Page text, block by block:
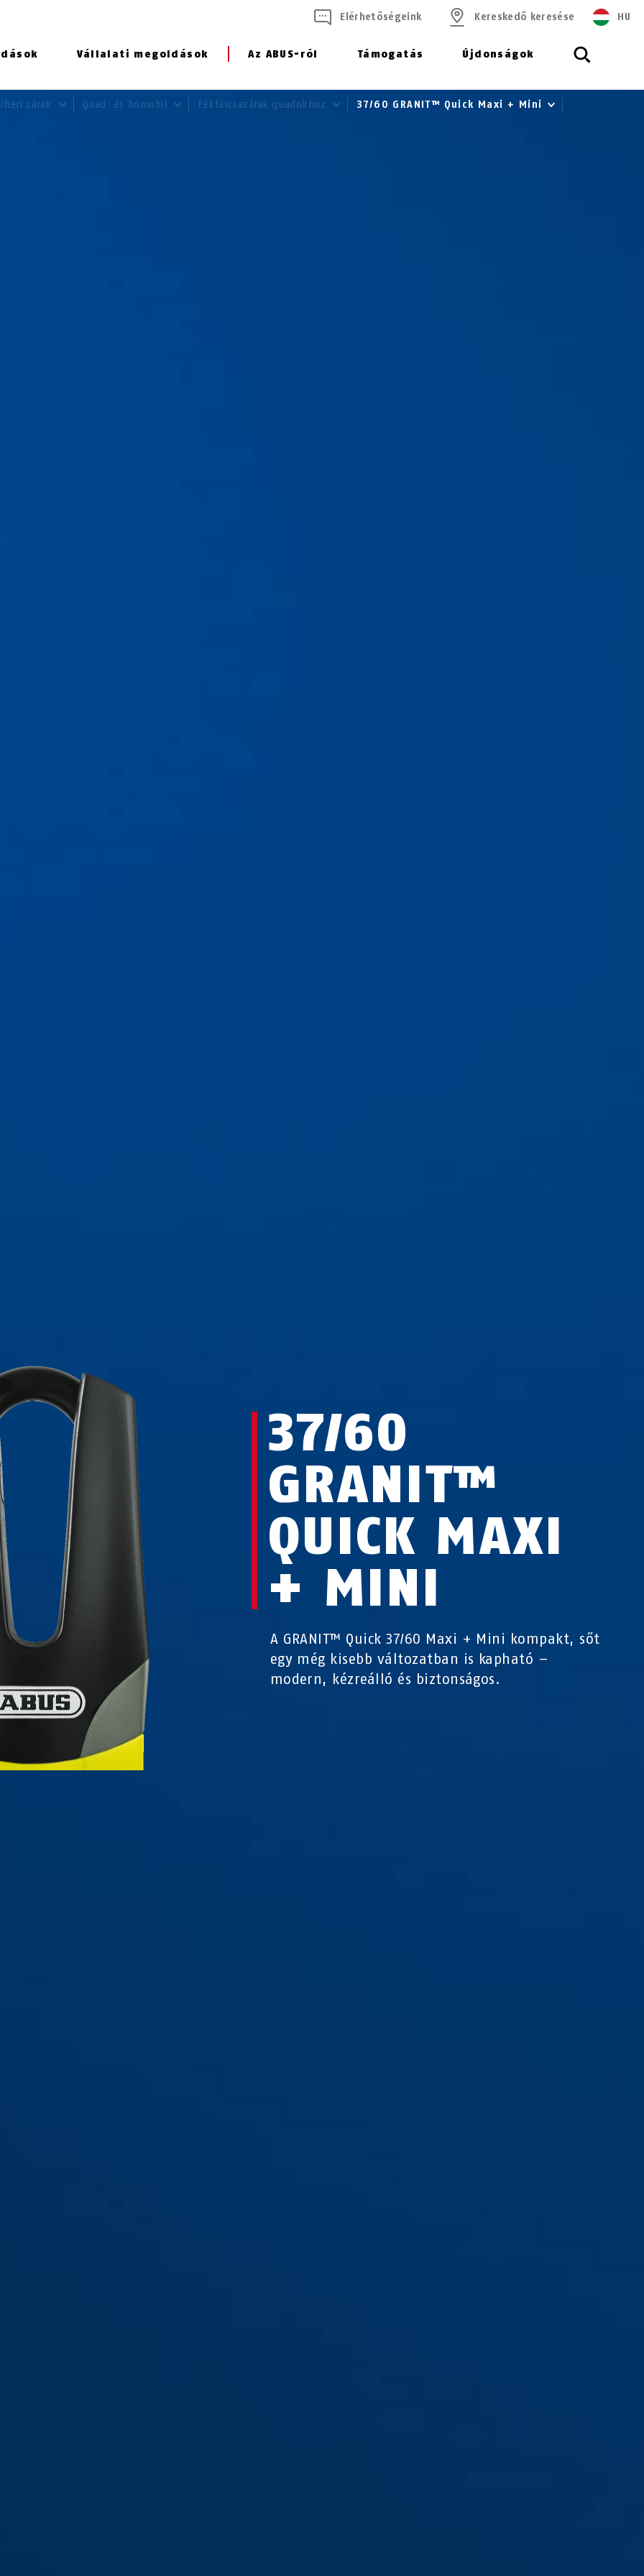
Vállalati megoldások Az ABUS-ról Támogatás Újdonságok
Elérhetőségeink Kereskedő keresése HU
zárak Quad- és hómobil Féktárcsazárak quadokhoz 37/60 GRANIT™ Quick Maxi + Mini
37/60
GRANIT™
QUICK MAXI
+ MINI
A GRANIT™ Quick 37/60 Maxi + Mini kompakt, sőt
egy még kisebb változatban is kapható –
modern, kézreálló és biztonságos.